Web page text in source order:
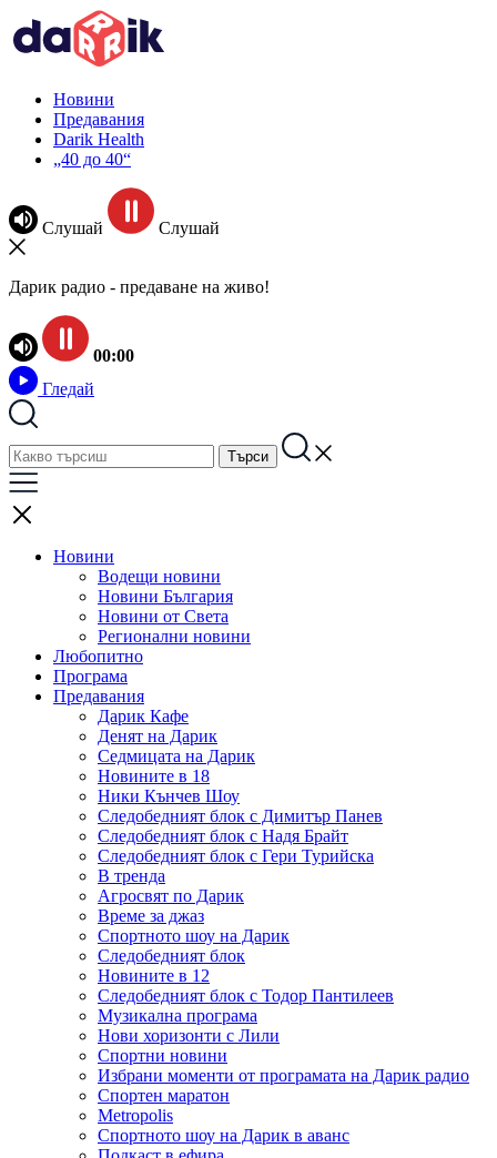
Новини
Предавания
Darik Health
„40 до 40“
Слушай Слушай
Дарик радио - предаване на живо!
00:00
Гледай
Новини
Водещи новини
Новини България
Новини от Света
Регионални новини
Любопитно
Програма
Предавания
Дарик Кафе
Денят на Дарик
Седмицата на Дарик
Новините в 18
Ники Кънчев Шоу
Следобедният блок с Димитър Панев
Следобедният блок с Надя Брайт
Следобедният блок с Гери Турийска
В тренда
Агросвят по Дарик
Време за джаз
Спортното шоу на Дарик
Следобедният блок
Новините в 12
Следобедният блок с Тодор Пантилеев
Музикална програма
Нови хоризонти с Лили
Спортни новини
Избрани моменти от програмата на Дарик радио
Спортен маратон
Metropolis
Спортното шоу на Дарик в аванс